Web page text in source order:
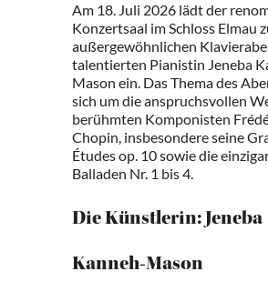
Am 18. Juli 2026 lädt der
Konzertsaal im Schloss Elmau
außergewöhnlichen
talentierten Pianistin Jeneba
Mason ein. Das Thema des
sich um die anspruchsvollen
berühmten Komponisten
Chopin, insbesondere seine
Études op. 10 sowie die
Balladen Nr. 1 bis 4.
Die Künstlerin: Jeneba
Kanneh-Mason